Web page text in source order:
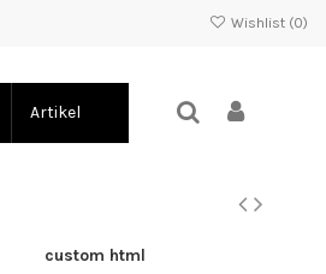
Wishlist (0)
Artikel
custom html